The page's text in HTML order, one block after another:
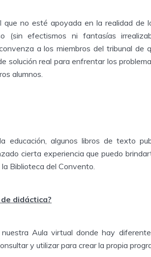
que no esté apoyada en la realidad de
(sin efectismos ni fantasías
a los miembros del tribunal de
solución real para enfrentar los
alumnos.
educación, algunos libros de texto
cierta experiencia que puedo
Biblioteca del Convento.
didáctica?
Aula virtual donde hay
y utilizar para crear la propia